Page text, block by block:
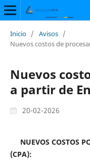
Inicio / Avisos /
Nuevos costos de
Nuevos
a partir de
20-02-2026
NUEVOS COSTOS
(CPA):